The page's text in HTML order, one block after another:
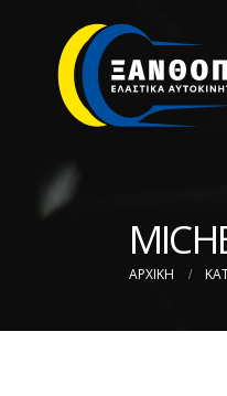
ΑΡΧΙΚΉ